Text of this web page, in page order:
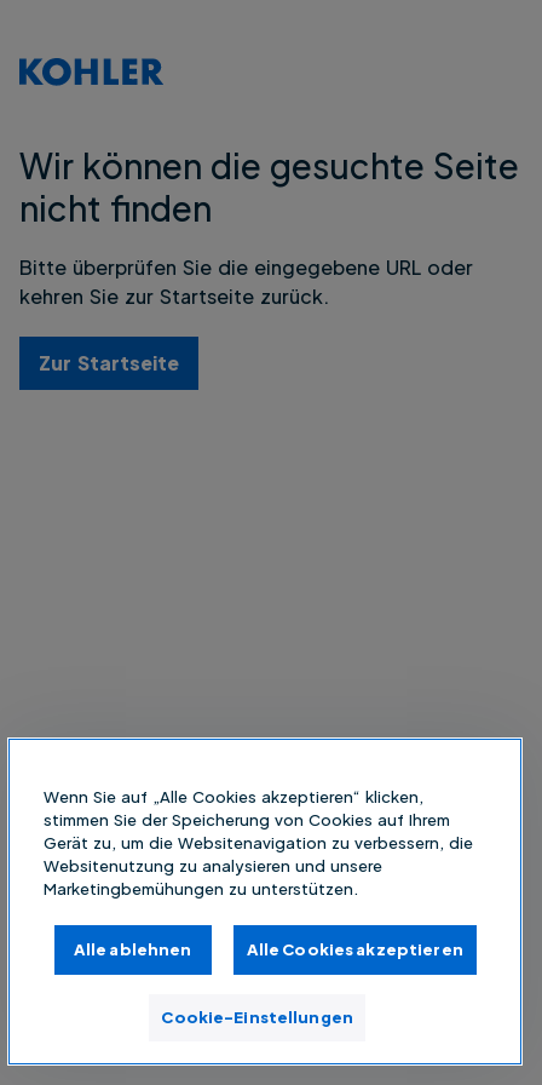
Wir können die gesuchte Seite
nicht finden
Bitte überprüfen Sie die eingegebene URL oder
kehren Sie zur Startseite zurück.
Zur Startseite
Wenn Sie auf „Alle Cookies akzeptieren“ klicken,
stimmen Sie der Speicherung von Cookies auf Ihrem
Gerät zu, um die Websitenavigation zu verbessern, die
Websitenutzung zu analysieren und unsere
Marketingbemühungen zu unterstützen.
Alle ablehnen Alle Cookies akzeptieren
Cookie-Einstellungen